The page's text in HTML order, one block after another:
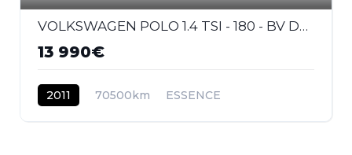
VOLKSWAGEN POLO 1.4 TSI - 180 - BV DSG V 6R GTI PHASE 1
13 990€
2011 70500km ESSENCE